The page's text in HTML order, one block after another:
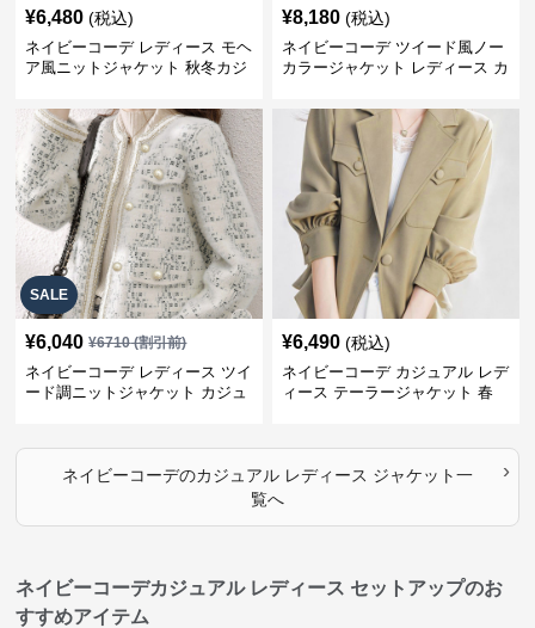
¥6,480 (税込)
ネイビーコーデ レディース モヘ
ア風ニットジャケット 秋冬カジ
¥8,180 (税込)
ネイビーコーデ ツイード風ノー
カラージャケット レディース カ
SALE
¥6,040 ¥6710(割引前)
ネイビーコーデ レディース ツイ
ード調ニットジャケット カジュ
¥6,490 (税込)
ネイビーコーデ カジュアル レデ
ィース テーラージャケット 春
ネイビーコーデのカジュアル レディース ジャケット一
覧へ
›
ネイビーコーデカジュアル レディース セットアップのお
すすめアイテム